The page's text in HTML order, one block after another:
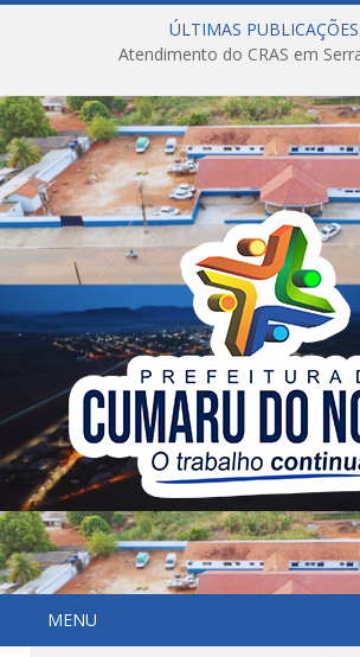
ÚLTIMAS PUBLICAÇÕES:
Atendimento do CRAS em
MENU